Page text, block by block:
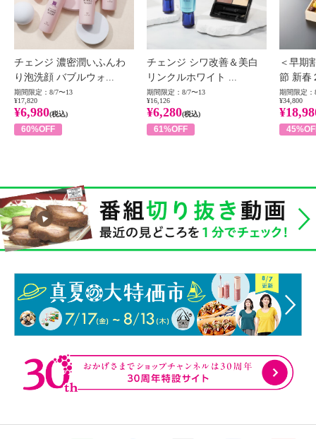
チェンジ 濃密潤いふんわ
り泡洗顔 バブルウォ...
期間限定：8/7〜13
¥17,820
¥6,980(税込)
60%OFF
チェンジ シワ改善＆美白
リンクルホワイト ...
期間限定：8/7〜13
¥16,126
¥6,280(税込)
61%OFF
＜早期
節 新春
期間限定：
¥34,800